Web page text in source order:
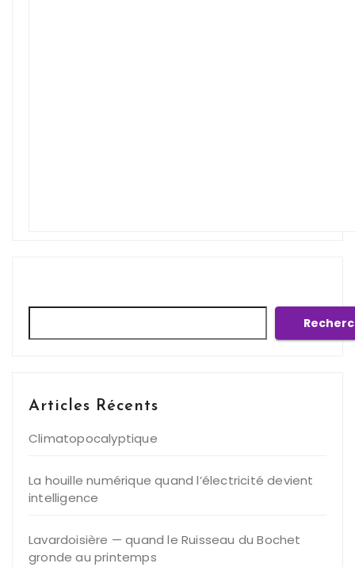
Articles Récents
Climatopocalyptique
La houille numérique quand l’électricité devient
intelligence
Lavardoisière — quand le Ruisseau du Bochet
gronde au printemps